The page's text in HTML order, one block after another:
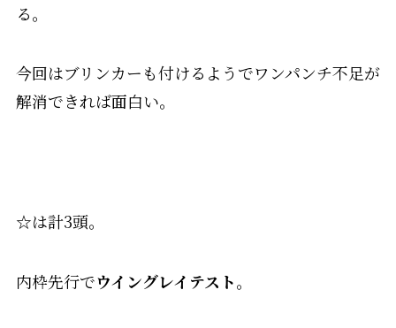
る。
今回はブリンカーも付けるようでワンパンチ不足が
解消できれば面白い。
☆は計3頭。
内枠先行でウイングレイテスト。